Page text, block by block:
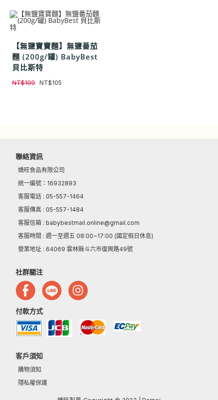
【無鹽寶寶麵】無鹽番茄
麵 (200g/罐) BabyBest
貝比斯特
NT$109 NT$105
聯絡資訊
嬌旺食品有限公司
統一編號：16932893
客服電話 : 05-557-1464
客服傳真 : 05-557-1484
客服信箱 : babybestmail.online@gmail.com
客服時間 : 週一至週五 08:00~17:00 (國定假日休息)
營業地址 : 64069 雲林縣斗六市復興路49號
社群關注
付款方式
客戶須知
購物須知
隱私權保護